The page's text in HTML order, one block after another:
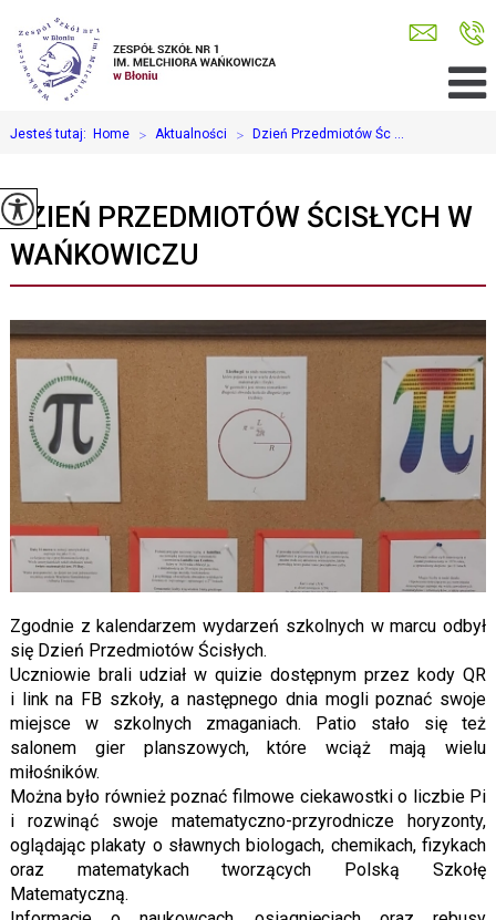
Jesteś tutaj: Home > Aktualności > Dzień Przedmiotów Śc ...
DZIEŃ PRZEDMIOTÓW ŚCISŁYCH W
WAŃKOWICZU
Zgodnie z kalendarzem wydarzeń szkolnych w marcu odbył
się Dzień Przedmiotów Ścisłych.
Uczniowie brali udział w quizie dostępnym przez kody QR
i link na FB szkoły, a następnego dnia mogli poznać swoje
miejsce w szkolnych zmaganiach. Patio stało się też
salonem gier planszowych, które wciąż mają wielu
miłośników.
Można było również poznać filmowe ciekawostki o liczbie Pi
i rozwinąć swoje matematyczno-przyrodnicze horyzonty,
oglądając plakaty o sławnych biologach, chemikach, fizykach
oraz matematykach tworzących Polską Szkołę
Matematyczną.